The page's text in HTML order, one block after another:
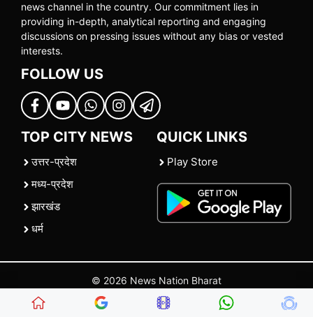
news channel in the country. Our commitment lies in
providing in-depth, analytical reporting and engaging
discussions on pressing issues without any bias or vested
interests.
FOLLOW US
TOP CITY NEWS
उत्तर-प्रदेश
मध्य-प्रदेश
झारखंड
धर्म
QUICK LINKS
Play Store
© 2026 News Nation Bharat
| |Contact Us |Policies Terms and Conditions